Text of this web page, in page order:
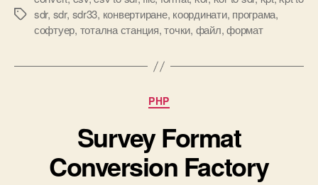
Tagssdr, sdr, sdr33, конвертиране, координати, програма,
софтуер, тотална станция,точки, файл,формат
Categories
PHP
Survey Format
Conversion Factory